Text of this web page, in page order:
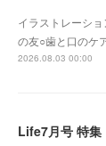
イラストレーシ
の友○歯と口のケ
2026.08.03 00:00